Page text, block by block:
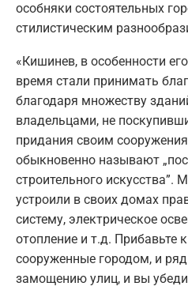
особняки состоятельных
стилистическим
«Кишинев, в особенности
время стали принимать
благодаря множеству
владельцами, не
придания своим
обыкновенно называют
строительного искусства”.
устроили в своих домах
систему, электрическое
отопление и т.д. Прибавьте
сооруженные городом, и
замощению улиц, и вы